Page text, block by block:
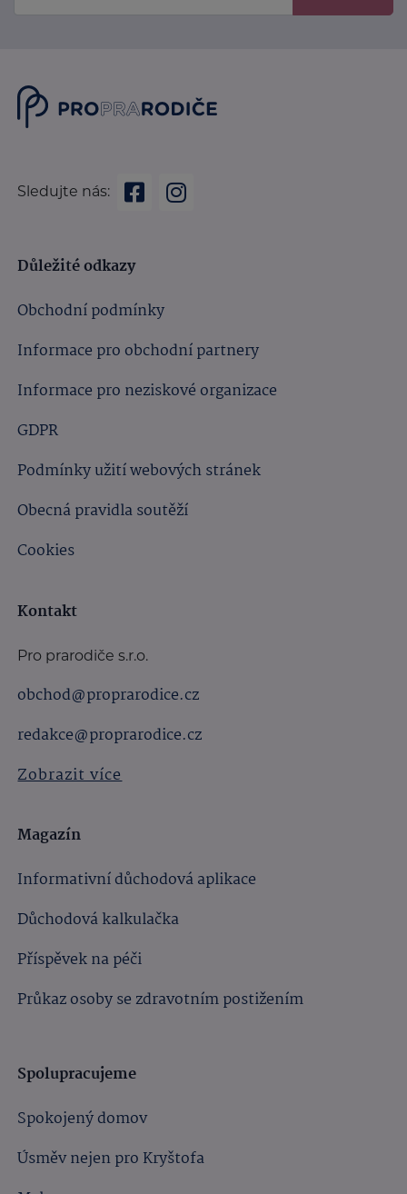
Sledujte nás:
Důležité odkazy
Obchodní podmínky
Informace pro obchodní partnery
Informace pro neziskové organizace
GDPR
Podmínky užití webových stránek
Obecná pravidla soutěží
Cookies
Kontakt
Pro prarodiče s.r.o.
obchod@proprarodice.cz
redakce@proprarodice.cz
Zobrazit více
Magazín
Informativní důchodová aplikace
Důchodová kalkulačka
Příspěvek na péči
Průkaz osoby se zdravotním postižením
Spolupracujeme
Spokojený domov
Úsměv nejen pro Kryštofa